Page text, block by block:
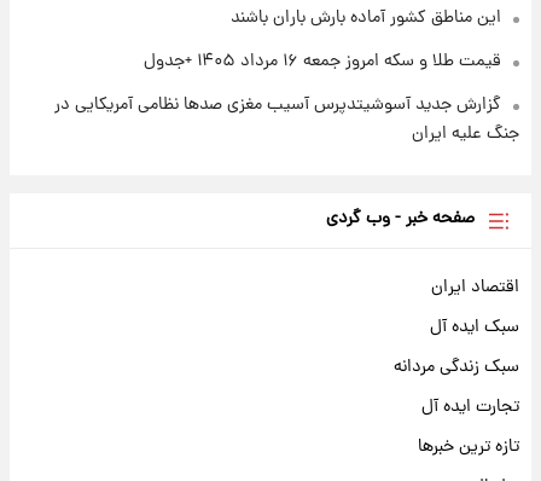
این مناطق کشور آماده بارش باران باشند
قیمت طلا و سکه امروز جمعه ۱۶ مرداد ۱۴۰۵ +جدول
گزارش جدید آسوشیتدپرس آسیب مغزی صدها نظامی آمریکایی در
جنگ علیه ایران
صفحه خبر - وب گردی
اقتصاد ایران
سبک ایده آل
سبک زندگی مردانه
تجارت ایده آل
تازه ترین خبرها